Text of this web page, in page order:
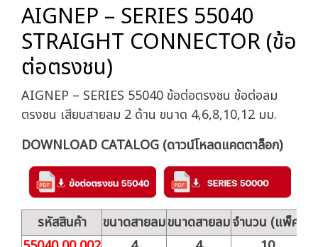
AIGNEP – SERIES 55040
STRAIGHT CONNECTOR (ข้อ
ต่อตรงชน)
AIGNEP – SERIES 55040 ข้อต่อตรงชน ข้อต่อลม
ตรงชน เสียบสายลม 2 ด้าน ขนาด 4,6,8,10,12 มม.
DOWNLOAD CATALOG (ดาวน์โหลดแคตตาล็อก)
รหัสสินค้า ขนาดสายลมขนาดสายลมจำนวน (แพ็ค)